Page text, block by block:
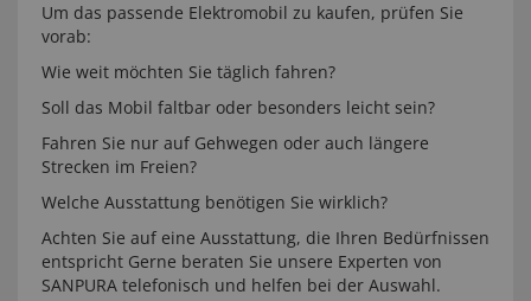
Um das passende Elektromobil zu kaufen, prüfen Sie
vorab:
Wie weit möchten Sie täglich fahren?
Soll das Mobil faltbar oder besonders leicht sein?
Fahren Sie nur auf Gehwegen oder auch längere
Strecken im Freien?
Welche Ausstattung benötigen Sie wirklich?
Achten Sie auf eine Ausstattung, die Ihren Bedürfnissen
entspricht Gerne beraten Sie unsere Experten von
SANPURA telefonisch und helfen bei der Auswahl.